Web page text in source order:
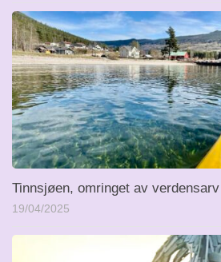
Tinnsjøen, omringet av
19/04/2025